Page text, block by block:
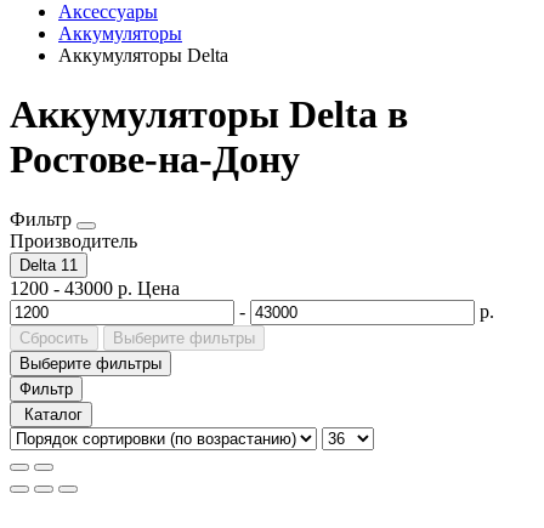
Аксессуары
Аккумуляторы
Аккумуляторы Delta
Аккумуляторы Delta в
Ростове-на-Дону
Фильтр
Производитель
Delta 11
1200 - 43000 р. Цена
-
р.
Сбросить
Выберите фильтры
Выберите фильтры
Фильтр
Каталог